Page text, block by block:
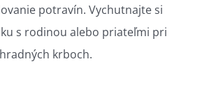
potravín. Vychutnajte si
s rodinou alebo priateľmi pri
krboch.